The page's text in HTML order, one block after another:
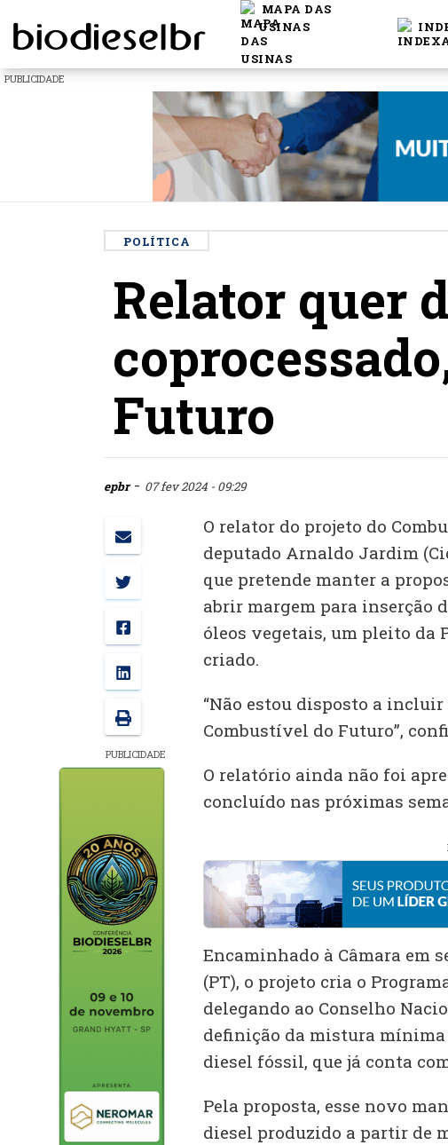
MAPA DAS
USINAS
PUBLICIDADE
POLÍTICA
Relator quer
Futuro
epbr- 07 fev 2024 - 09:29
PUBLICIDADE
O relator do projeto do
deputado Arnaldo Jardim
que pretende manter a
abrir margem para inserção
óleos vegetais, um pleito da
criado.
“Não estou disposto a
Combustível do Futuro”,
O relatório ainda não foi
concluído nas próximas
Encaminhado à Câmara em
(PT), o projeto cria o
delegando ao Conselho
definição da mistura
diesel fóssil, que já conta
Pela proposta, esse novo
diesel produzido a partir de